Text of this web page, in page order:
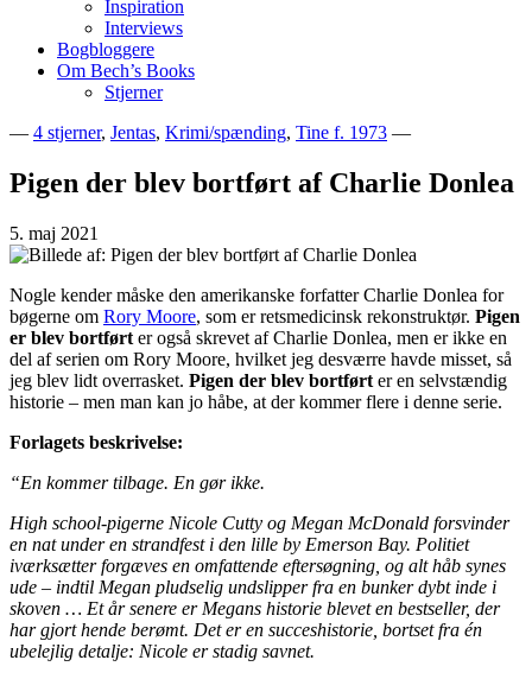
Inspiration
Interviews
Bogbloggere
Om Bech’s Books
Stjerner
Bech's Books
— 4 stjerner, Jentas, Krimi/spænding, Tine f. 1973 —
Pigen der blev bortført af Charlie Donlea
5. maj 2021
Nogle kender måske den amerikanske forfatter Charlie Donlea for
bøgerne om Rory Moore, som er retsmedicinsk rekonstruktør. Pigen
er blev bortført er også skrevet af Charlie Donlea, men er ikke en
del af serien om Rory Moore, hvilket jeg desværre havde misset, så
jeg blev lidt overrasket. Pigen der blev bortført er en selvstændig
historie – men man kan jo håbe, at der kommer flere i denne serie.
Forlagets beskrivelse:
“En kommer tilbage. En gør ikke.
High school-pigerne Nicole Cutty og Megan McDonald forsvinder
en nat under en strandfest i den lille by Emerson Bay. Politiet
iværksætter forgæves en omfattende eftersøgning, og alt håb synes
ude – indtil Megan pludselig undslipper fra en bunker dybt inde i
skoven … Et år senere er Megans historie blevet en bestseller, der
har gjort hende berømt. Det er en succeshistorie, bortset fra én
ubelejlig detalje: Nicole er stadig savnet.